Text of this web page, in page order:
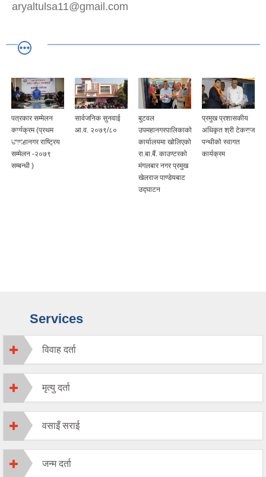
aryaltulsa11@gmail.com
पत्रकार सम्मेलन
कार्यक्रम (प्रथम
उपमहानगर राष्ट्रिय
सम्मेलन -२०७९
सम्बन्धी )
सार्वजनिक सुनवाई
आ.व. २०७९/८०
बुटवल
उपमहानगरपालिकाको
कार्यालयमा खोलिएको
रा.बा.बैं. काउण्टरको
मंगलबार नगर प्रमुख
खेलराज पाण्डेयबाट
उद्घाटन
प्रमुख प्रशासकीय
अधिकृत श्री टेकराज
पन्थीको स्वागत
कार्यक्रम
Services
विवाह दर्ता
मृत्यु दर्ता
वसाइँ सराई
जन्म दर्ता